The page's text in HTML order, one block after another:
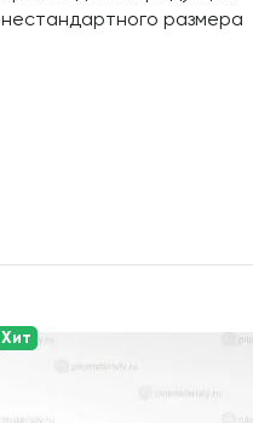
нестандартного размера
Хит